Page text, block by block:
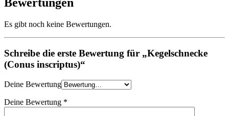
Bewertungen
Es gibt noch keine Bewertungen.
Schreibe die erste Bewertung für „Kegelschnecke
(Conus inscriptus)“
Deine Bewertung
Deine Bewertung *